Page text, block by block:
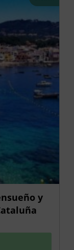
y